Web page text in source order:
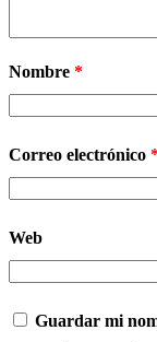
Nombre *
Correo electrónico
Web
Guardar mi